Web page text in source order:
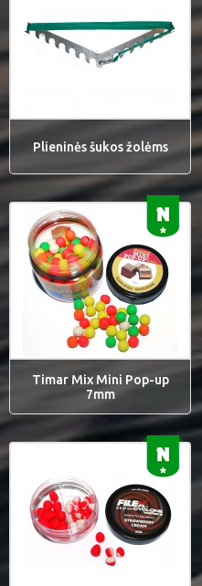
Plieninės šukos žolėms
Timar Mix Mini Pop-up
7mm